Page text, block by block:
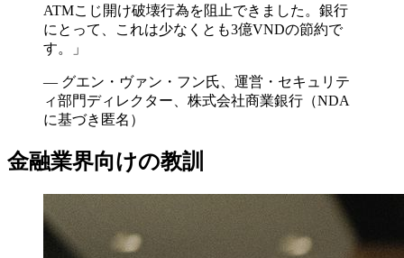
ATMこじ開け破壊行為を阻止できました。銀行
にとって、これは少なくとも3億VNDの節約で
す。」
— グエン・ヴァン・フン氏、運営・セキュリテ
ィ部門ディレクター、株式会社商業銀行（NDA
に基づき匿名）
金融業界向けの教訓